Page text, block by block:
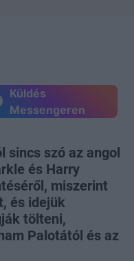
Küldés
Messengeren
sincs szó az angol
és Harry
miszerint
és idejük
tölteni,
Palotától és az